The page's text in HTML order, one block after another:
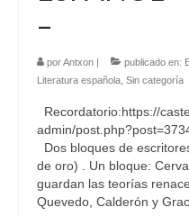
–
porAntxon | publicado en:
Literatura española Sin categoría
Recordatorio:https://
admin/
Dos bloques de
de oro) . Un bloque:
guardan las teorías
Quevedo, Calderón y